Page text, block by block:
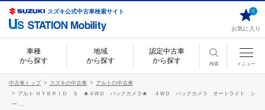
スズキ公式中古車検索サイト
お気に入り
0
車種
から探す
地域
から探す
認定中古車
から探す
検索 メニュー
中古車トップ スズキの中古車
アルトの中古車
アルト ＨＹＢＲＩＤ Ｓ ★４ＷＤ バックカメラ★ ４ＷＤ バックカメラ オートライト シ
ー ...